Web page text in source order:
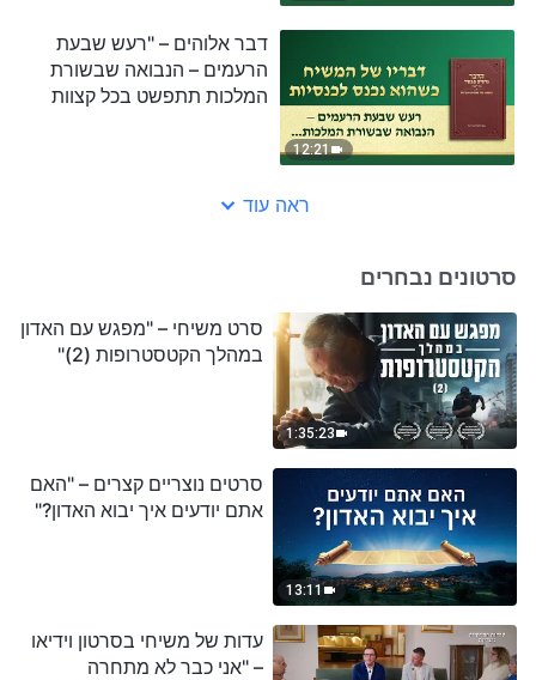
12:21
דבר אלוהים – "רעש שבעת
הרעמים – הנבואה שבשורת
המלכות תתפשט בכל קצוות
ראה עוד
סרטונים נבחרים
1:35:23
סרט משיחי – "מפגש עם האדון
במהלך הקטסטרופות (2)"
13:11
סרטים נוצריים קצרים – "האם
אתם יודעים איך יבוא האדון?"
עדות של משיחי בסרטון וידיאו
– "אני כבר לא מתחרה